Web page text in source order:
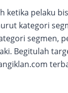
ketika pelaku
kategori
segmen,
Begitulah